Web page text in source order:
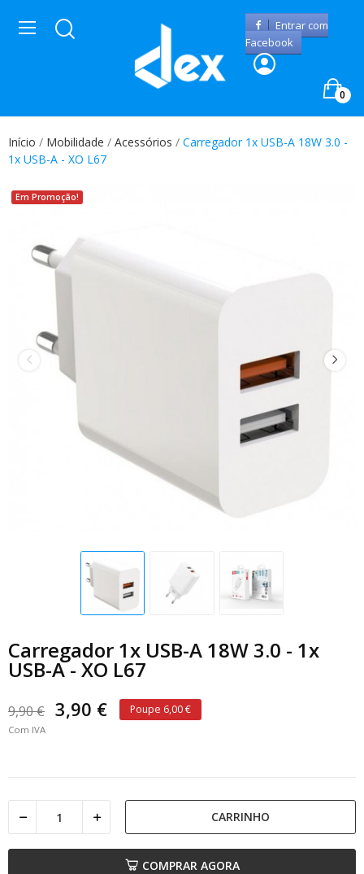
Entrar com
Facebook
0
Início Mobilidade Acessórios
Carregador 1x USB-A 18W 3.0 -
1x USB-A - XO L67
Em Promoção!
Carregador 1x USB-A 18W 3.0 - 1x
USB-A - XO L67
9,90 € 3,90 € Poupe 6,00 €
Com IVA
CARRINHO
COMPRAR AGORA